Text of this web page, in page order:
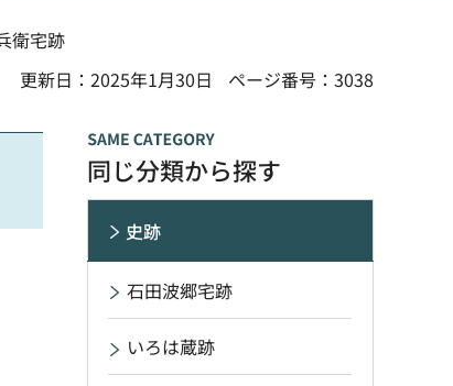
衛宅跡
更新日：2025年1月30日
ページ番号：3038
同じ分類から探す
史跡
石田波郷宅跡
いろは蔵跡